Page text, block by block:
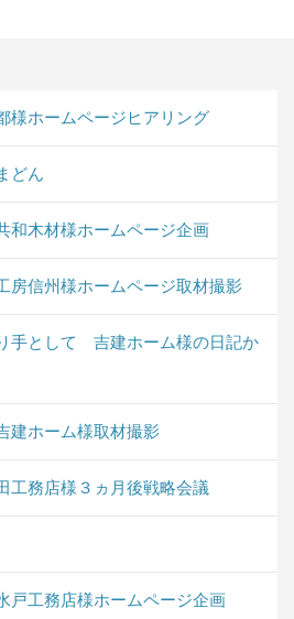
様ホームページヒアリング
どん
和木材様ホームページ企画
房信州様ホームページ取材撮影
手として 吉建ホーム様の日記か
建ホーム様取材撮影
工務店様３ヵ月後戦略会議
戸工務店様ホームページ企画